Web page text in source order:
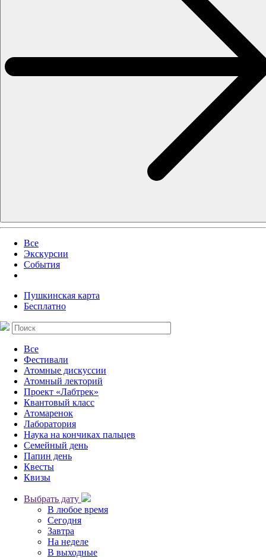
Все
Экскурсии
События
Пушкинская карта
Бесплатно
Все
Фестивали
Атомные дискуссии
Атомный лекторий
Проект «Лабтрек»
Квантовый класс
Атомаренок
Лаборатория
Наука на кончиках пальцев
Семейный день
Папин день
Квесты
Квизы
Выбрать дату
В любое время
Сегодня
Завтра
На неделе
В выходные